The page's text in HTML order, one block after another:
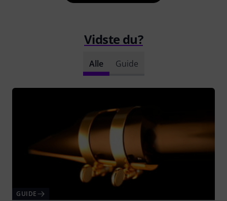
Vidste du?
Alle Guide
GUIDE